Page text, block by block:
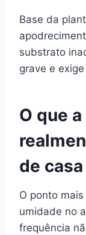
Base da
substrato
grave e
O que
de casa
O ponto
umidade no
frequência